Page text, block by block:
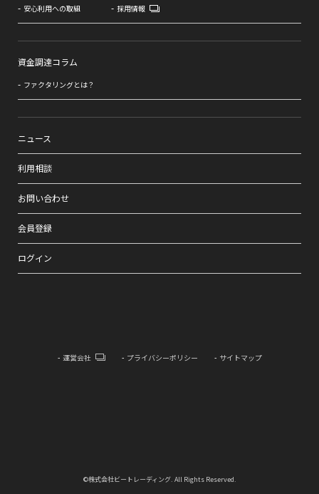
安心利用への取組
採用情報
資金調達コラム
ファクタリングとは？
ニュース
利用相談
お問い合わせ
会員登録
ログイン
運営会社 プライバシーポリシー サイトマップ
©株式会社ビートレーディング. All Rights Reserved.